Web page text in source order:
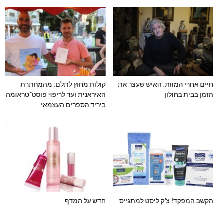
חיים אחרי המוות: האיש שעצר את
הזמן בבית בחולון
קולות מחוץ לתלם: מהמחתרת
האיראנית ועד לריפוי פוסט־טראומה
ביריד הספרים העצמאי
הקשב המפקד! צ'ק ליסט למתגייס חדש על המדף